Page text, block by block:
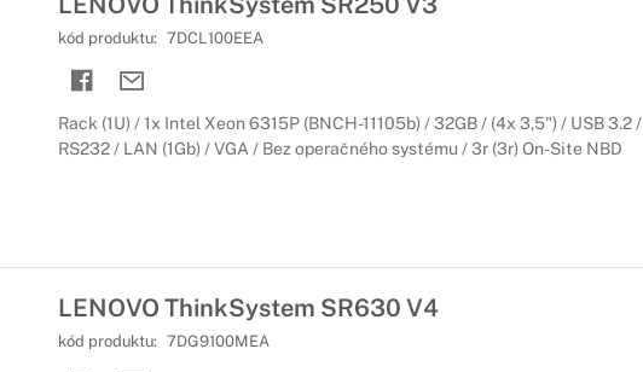
kód produktu: 7DCL100EEA
Rack (1U) / 1x Intel Xeon 6315P (BNCH-11105b) / 32GB / (4x 3,5") / USB 3.2 /
RS232 / LAN (1Gb) / VGA / Bez operačného systému / 3r (3r) On-Site NBD
LENOVO ThinkSystem SR630 V4
kód produktu: 7DG9100MEA